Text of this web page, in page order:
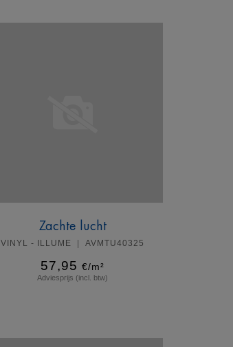
Zachte lucht
VINYL - ILLUME AVMTU40325
57,95 €/m²
Adviesprijs (incl. btw)